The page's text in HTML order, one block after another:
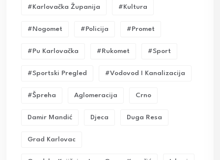
#karlovačka Županija #kultura
#nogomet #policija #promet
#pu Karlovačka #rukomet #sport
#sportski Pregled #vodovod I Kanalizacija
#Špreha Aglomeracija Crno
Damir Mandić Djeca Duga Resa
Grad Karlovac